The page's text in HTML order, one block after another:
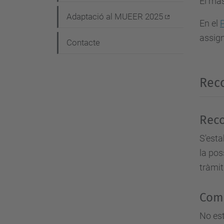
En el
la
No
g
a
i
Adaptació al MUEER 2025
Contacte